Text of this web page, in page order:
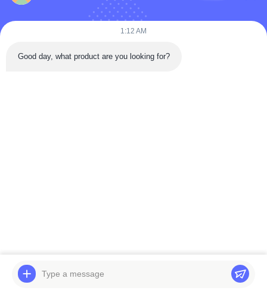
ক্রেতাদের কাছ থেকে প্রশংসা
1:12 AM
Good day, what product are you looking for?